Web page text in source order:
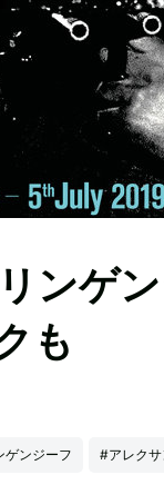
ンゲ
も
ゲンジーフ #アレクサ